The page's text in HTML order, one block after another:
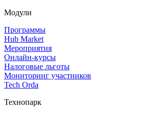
Модули
Программы
Hub Market
Мероприятия
Онлайн‑курсы
Налоговые льготы
Мониторинг участников
Tech Orda
Технопарк